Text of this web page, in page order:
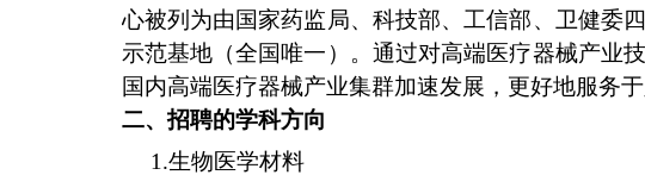
心被列为由国家药监局、科技部、工信部、卫健委
示范基地（全国唯一）。通过对高端医疗器械产业
国内高端医疗器械产业集群加速发展，更好地服务
二、招聘的学科方向
1.生物医学材料